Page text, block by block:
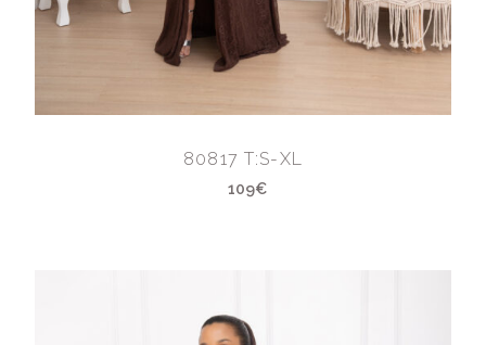
80817 T:S-XL
109€